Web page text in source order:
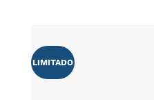
LIMITADO